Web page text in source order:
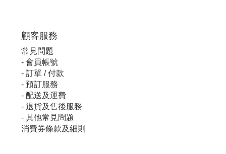
顧客服務
常見問題
- 會員帳號
- 訂單 / 付款
- 預訂服務
- 配送及運費
- 退貨及售後服務
- 其他常見問題
消費券條款及細則